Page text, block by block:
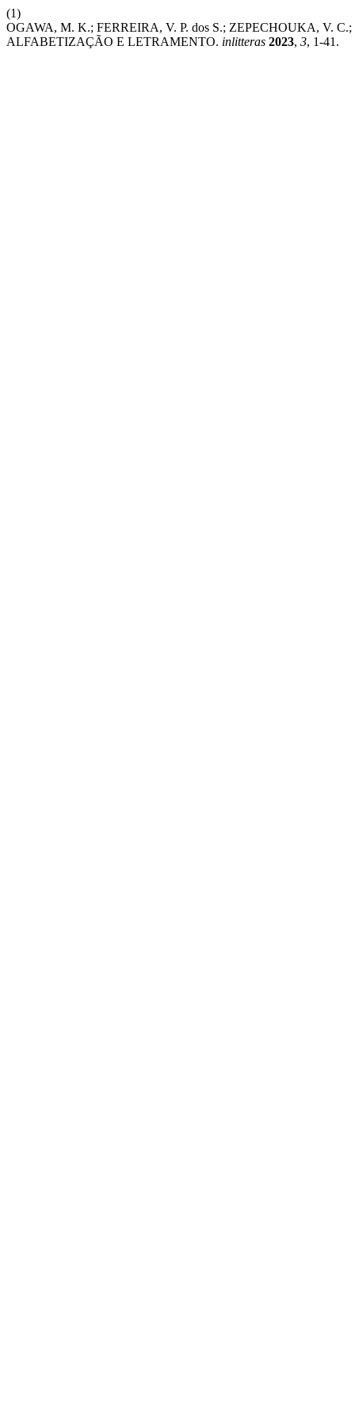
(1)
OGAWA, M. K.; FERREIRA, V. P. dos S.; ZEPECHOUKA, V.
ALFABETIZAÇÃO E LETRAMENTO. inlitteras 2023, 3, 1-41.